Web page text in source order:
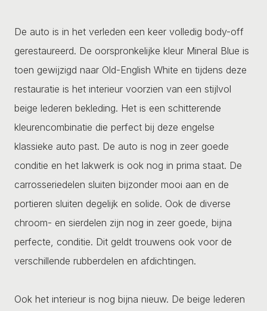
De auto is in het verleden een keer volledig body-off
gerestaureerd. De oorspronkelijke kleur Mineral Blue is
toen gewijzigd naar Old-English White en tijdens deze
restauratie is het interieur voorzien van een stijlvol
beige lederen bekleding. Het is een schitterende
kleurencombinatie die perfect bij deze engelse
klassieke auto past. De auto is nog in zeer goede
conditie en het lakwerk is ook nog in prima staat. De
carrosseriedelen sluiten bijzonder mooi aan en de
portieren sluiten degelijk en solide. Ook de diverse
chroom- en sierdelen zijn nog in zeer goede, bijna
perfecte, conditie. Dit geldt trouwens ook voor de
verschillende rubberdelen en afdichtingen.
Ook het interieur is nog bijna nieuw. De beige lederen